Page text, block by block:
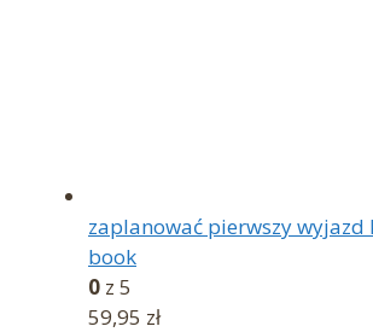
zaplanować pierwszy wyjazd
book
0 z 5
59,95 zł